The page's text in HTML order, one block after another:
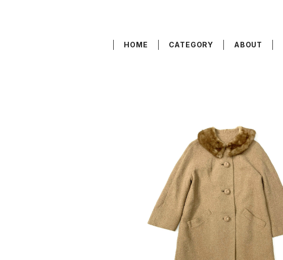
HOME CATEGORY ABOUT